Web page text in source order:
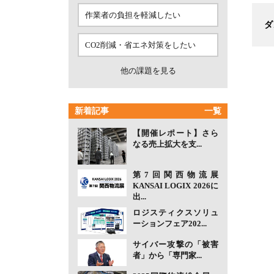
作業者の負担を軽減したい
CO2削減・省エネ対策をしたい
他の課題を見る
新着記事 一覧
【開催レポート】さら
なる売上拡大を支...
第7回関西物流展
KANSAI LOGIX 2026に
出...
ロジスティクスソリュ
ーションフェア202...
サイバー攻撃の「被害
者」から「専門家...